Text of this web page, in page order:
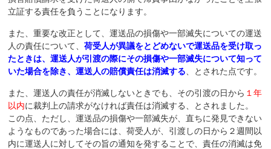
立証する責任を負うことになります。
また、重要な改正として、運送品の損傷や一部滅失についての運送
人の責任について、荷受人が異議をとどめないで運送品を受け取っ
たときは、運送人が引渡の際にその損傷や一部滅失について知って
いた場合を除き、運送人の賠償責任は消滅する 、とされた点です。
また、運送人の責任が消滅しないときでも、その引渡の日から １年
以内に裁判上の請求がなければ責任は消滅する、とされました。
この点、ただし、運送品の損傷や一部滅失が、直ちに発見できない
ようなものであった場合には、荷受人が、引渡しの日から２週間以
内に運送人に対してその旨の通知を発することで、責任の消滅は免